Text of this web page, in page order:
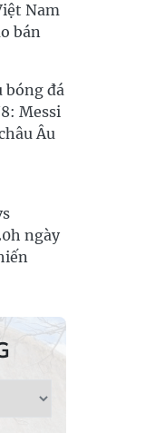
Nam
bán
bóng đá
Messi
Âu
ngày